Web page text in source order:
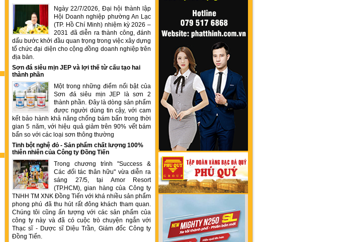
Ngày 22/7/2026, Đại hội thành lập
Hội Doanh nghiệp phường An Lạc
(TP. Hồ Chí Minh) nhiệm kỳ 2026 –
2031 đã diễn ra thành công, đánh
dấu bước khởi đầu quan trọng trong việc xây dựng
tổ chức đại diện cho cộng đồng doanh nghiệp trên
địa bàn.
Sơn đá siêu mịn JEP và lợi thế từ cấu tạo hai
thành phần
Một trong những điểm nổi bật của
Sơn đá siêu mịn JEP là sơn 2
thành phần. Đây là dòng sản phẩm
được người dùng tin cậy, với cam
kết bảo hành khả năng chống bám bẩn trong thời
gian 5 năm, với hiệu quả giảm trên 90% vết bám
bẩn so với các loại sơn thông thường
Tinh bột nghệ đỏ - Sản phẩm chất lượng 100%
thiên nhiên của Công ty Đồng Tiến
Trong chương trình "Success &
Các đối tác thân hữu" vừa diễn ra
sáng 27/5, tại Amor Resort
(TP.HCM), gian hàng của Công ty
TNHH TM XNK Đồng Tiến với khá nhiều sản phẩm
phong phú đã thu hút rất đông khách tham quan.
Chúng tôi cũng ấn tượng với các sản phẩm của
công ty này và đã có cuộc trò chuyện ngắn với
Thạc sĩ - Dược sĩ Diệu Trần, Giám đốc Công ty
Đồng Tiến.